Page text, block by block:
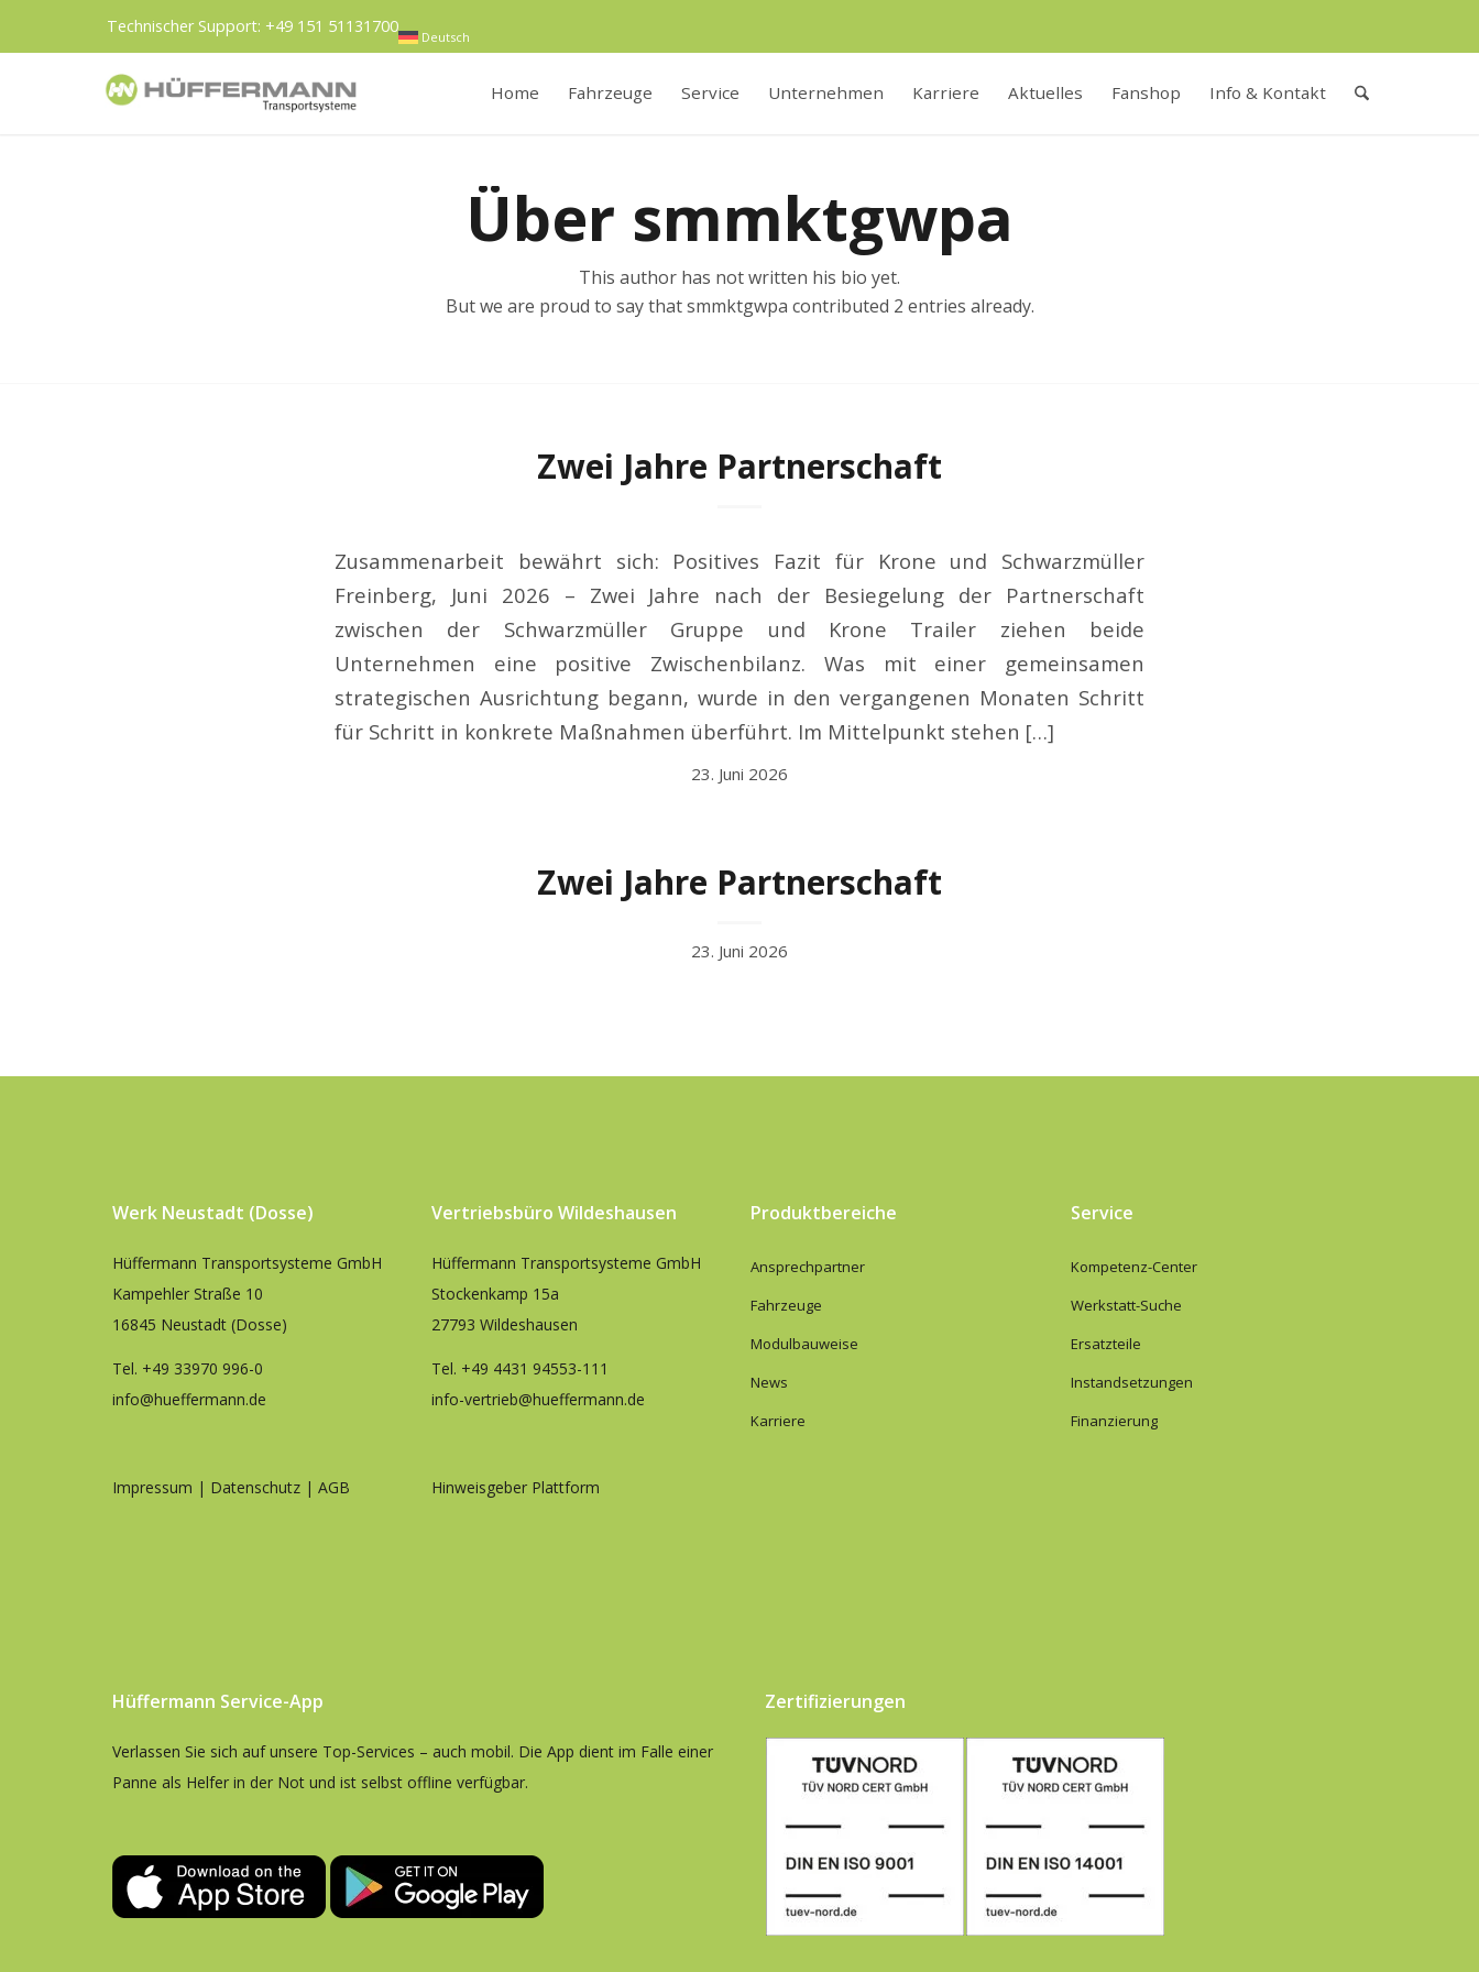
Deutsch
Technischer Support: +49 151 51131700
Home Fahrzeuge Service Unternehmen Karriere Aktuelles Fanshop Info & Kontakt
Über smmktgwpa
This author has not written his bio yet.
But we are proud to say thatsmmktgwpa contributed 2 entries already.
Zwei Jahre Partnerschaft
Zusammenarbeit bewährt sich: Positives Fazit für Krone und Schwarzmüller
Freinberg, Juni 2026 – Zwei Jahre nach der Besiegelung der Partnerschaft
zwischen der Schwarzmüller Gruppe und Krone Trailer ziehen beide
Unternehmen eine positive Zwischenbilanz. Was mit einer gemeinsamen
strategischen Ausrichtung begann, wurde in den vergangenen Monaten Schritt
für Schritt in konkrete Maßnahmen überführt. Im Mittelpunkt stehen […]
23. Juni 2026
Zwei Jahre Partnerschaft
23. Juni 2026
Werk Neustadt (Dosse)
Hüffermann Transportsysteme GmbH
Kampehler Straße 10
16845 Neustadt (Dosse)
Tel. +49 33970 996-0
info@hueffermann.de
Impressum | Datenschutz | AGB
Vertriebsbüro Wildeshausen
Hüffermann Transportsysteme GmbH
Stockenkamp 15a
27793 Wildeshausen
Tel. +49 4431 94553-111
info-vertrieb@hueffermann.de
Hinweisgeber Plattform
Produktbereiche
Ansprechpartner
Fahrzeuge
Modulbauweise
News
Karriere
Service
Kompetenz-Center
Werkstatt-Suche
Ersatzteile
Instandsetzungen
Finanzierung
Hüffermann Service-App
Verlassen Sie sich auf unsere Top-Services – auch mobil. Die App dient im Falle einer
Panne als Helfer in der Not und ist selbst offline verfügbar.
Zertifizierungen